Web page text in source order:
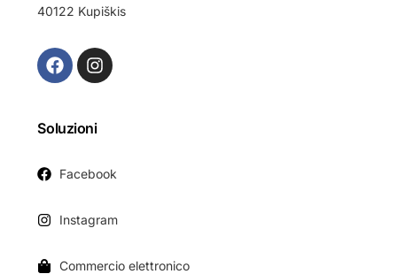
40122 Kupiškis
Soluzioni
Facebook
Instagram
Commercio elettronico